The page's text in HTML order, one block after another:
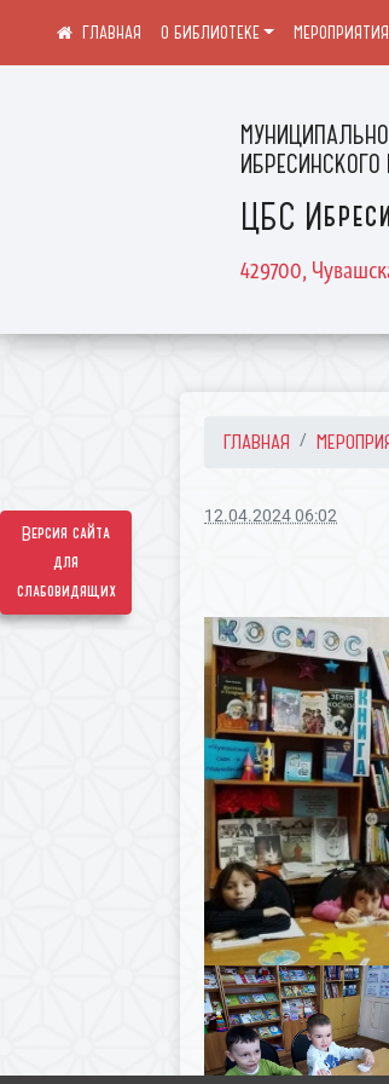
Версия сайта
для
слабовидящих
ЦБС
429700,
О БИБЛИОТЕКЕ МЕРОПРИЯТИЯ
ГЛАВНАЯ
12.04.2024 06:02